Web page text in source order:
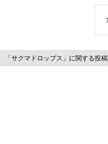
「サクマドロップス」に関する投